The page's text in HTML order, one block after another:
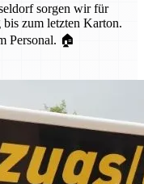
sorgen wir für
zum letzten Karton.
Personal. 🏠